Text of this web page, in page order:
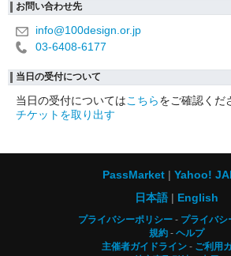
お問い合わせ先
info@100design.or.jp
03-6408-6177
当日の受付について
当日の受付についてはこちらをご確認くだ
チケットを取り出す
PassMarket
Yahoo!
日本語
English
プライバシーポリシー
プライバシ
規約
ヘルプ
主催者ガイドライン
ご利用